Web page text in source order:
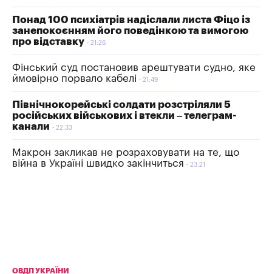
Понад 100 психіатрів надіслали листа Фіцо із
занепокоєнням його поведінкою та вимогою
про відставку
21:26
Фінський суд постановив арештувати судно, яке
ймовірно порвало кабелі
21:49
Північнокорейські солдати розстріляли 5
російських військових і втекли – телеграм-
канали
22:33
Макрон закликав не розраховувати на те, що
війна в Україні швидко закінчиться
23:21
ОВДП УКРАЇНИ